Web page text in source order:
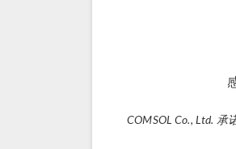
COMSOL Co., Ltd.